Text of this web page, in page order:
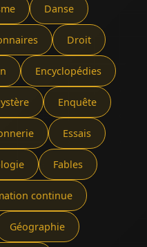
Danse
Droit
Encyclopédies
Enquête
Essais
Fables
continue
Géographie